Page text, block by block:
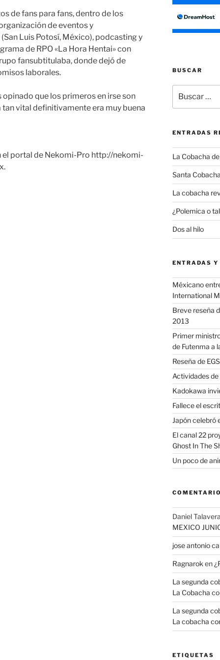
de fans para fans, dentro de los
de eventos y
Luis Potosí, México), podcasting y
de RPO «La Hora Hentai» con
fansubtitulaba, donde dejó de
laborales.
que los primeros en irse son
vital definitivamente era muy buena
el portal de Nekomi-Pro http://nekomi-
BUSCAR
por:
ENTRADAS
La Cobacha
Santa
La cobacha
¿Polemica o
Dos al hilo
ENTRADAS
Méxicano
International
Breve reseña
2013
Primer
de Futenma a
Reseña de
Actividades
Kadokawa
Fallece el
Japón celebró
El canal 22
Ghost In The
Un poco de
Daniel
MEXICO
jose antonio
Ragnarok en
La segunda
La Cobacha
La segunda
La cobacha
ETIQUETAS